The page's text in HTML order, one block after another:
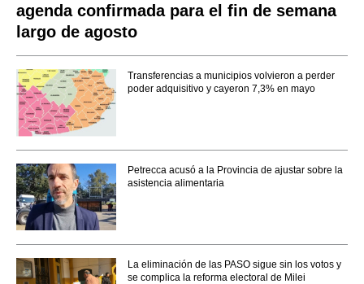
agenda confirmada para el fin de semana
largo de agosto
Transferencias a municipios volvieron a perder
poder adquisitivo y cayeron 7,3% en mayo
Petrecca acusó a la Provincia de ajustar sobre la
asistencia alimentaria
La eliminación de las PASO sigue sin los votos y
se complica la reforma electoral de Milei